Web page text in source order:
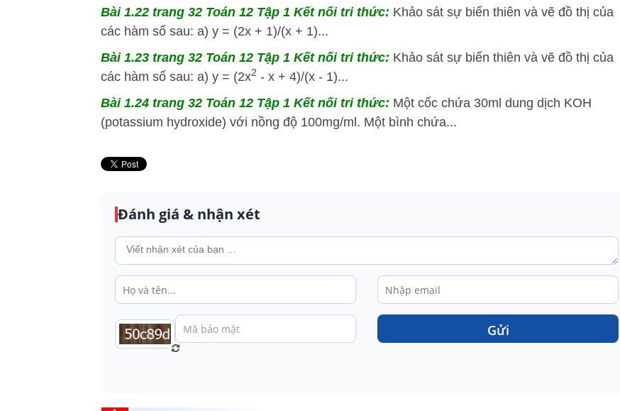
Bài 1.22 trang 32 Toán 12 Tập 1 Kết nối tri thức: Khảo sát sự biến thiên và vẽ đồ thị của
các hàm số sau: a) y = (2x + 1)/(x + 1)...
Bài 1.23 trang 32 Toán 12 Tập 1 Kết nối tri thức: Khảo sát sự biến thiên và vẽ đồ thị của
các hàm số sau: a) y = (2x2 - x + 4)/(x - 1)...
Bài 1.24 trang 32 Toán 12 Tập 1 Kết nối tri thức: Một cốc chứa 30ml dung dịch KOH
(potassium hydroxide) với nồng độ 100mg/ml. Một bình chứa...
Đánh giá & nhận xét
Gửi